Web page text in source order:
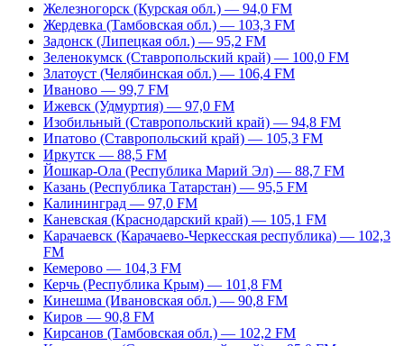
Железногорск (Курская обл.) — 94,0 FM
Жердевка (Тамбовская обл.) — 103,3 FM
Задонск (Липецкая обл.) — 95,2 FM
Зеленокумск (Ставропольский край) — 100,0 FM
Златоуст (Челябинская обл.) — 106,4 FM
Иваново — 99,7 FM
Ижевск (Удмуртия) — 97,0 FM
Изобильный (Ставропольский край) — 94,8 FM
Ипатово (Ставропольский край) — 105,3 FM
Иркутск — 88,5 FM
Йошкар-Ола (Республика Марий Эл) — 88,7 FM
Казань (Республика Татарстан) — 95,5 FM
Калининград — 97,0 FM
Каневская (Краснодарский край) — 105,1 FM
Карачаевск (Карачаево-Черкесская республика) — 102,3
FM
Кемерово — 104,3 FM
Керчь (Республика Крым) — 101,8 FM
Кинешма (Ивановская обл.) — 90,8 FM
Киров — 90,8 FM
Кирсанов (Тамбовская обл.) — 102,2 FM